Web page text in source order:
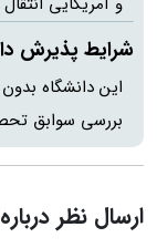
شرایط پذیرش
این دانشگاه
بررسی سوابق
ارسال نظر